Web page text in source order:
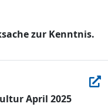
zur Kenntnis.
April 2025